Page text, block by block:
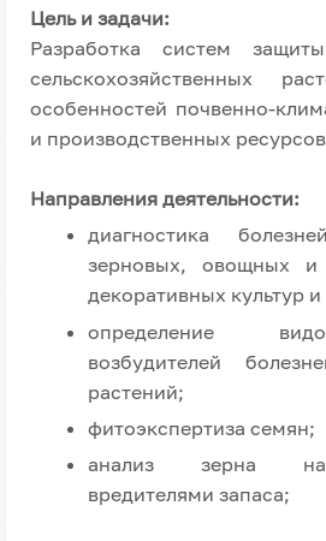
Цель и задачи:
Разработка систем
сельскохозяйственных
особенностей почвенно-
и производственных ресурсов
Направления деятельности:
диагностика
зерновых, овощных и
декоративных культур
определение
возбудителей
растений;
фитоэкспертиза семян;
анализ зерна на
вредителями запаса;